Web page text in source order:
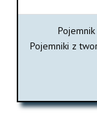
Pojemniki z